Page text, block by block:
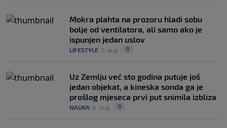
Mokra plahta na prozoru hladi sobu
bolje od ventilatora, ali samo ako je
ispunjen jedan uslov
LIFESTYLE 5. aug. 0
Uz Zemlju već sto godina putuje još
jedan objekat, a kineska sonda ga je
prošlog mjeseca prvi put snimila izbliza
NAUKA 6. aug. 0